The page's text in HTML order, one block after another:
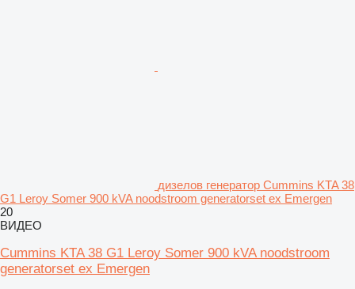
дизелов генератор Cummins KTA 38
G1 Leroy Somer 900 kVA noodstroom generatorset ex Emergen
20
ВИДЕО
Cummins KTA 38 G1 Leroy Somer 900 kVA noodstroom
generatorset ex Emergen